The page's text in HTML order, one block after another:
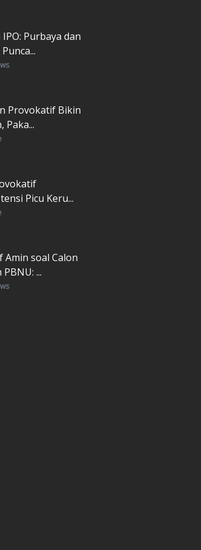
Purbaya dan
Provokatif Bikin
Paka...
Picu Keru...
Amin soal Calon
...